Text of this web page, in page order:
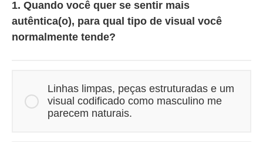
1. Quando você quer se sentir mais
autêntica(o), para qual tipo de visual você
normalmente tende?
Linhas limpas, peças estruturadas e um
visual codificado como masculino me
parecem naturais.